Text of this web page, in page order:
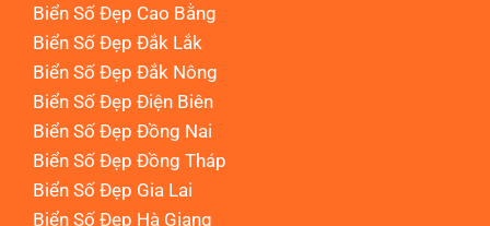
Biển Số Đẹp Cao Bằng
Biển Số Đẹp Đắk Lắk
Biển Số Đẹp Đắk Nông
Biển Số Đẹp Điện Biên
Biển Số Đẹp Đồng Nai
Biển Số Đẹp Đồng Tháp
Biển Số Đẹp Gia Lai
Biển Số Đẹp Hà Giang